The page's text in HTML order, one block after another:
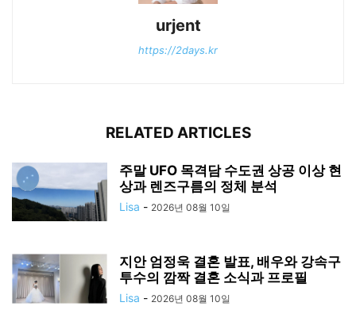
urjent
https://2days.kr
RELATED ARTICLES
주말 UFO 목격담 수도권 상공 이상 현
상과 렌즈구름의 정체 분석
Lisa - 2026년 08월 10일
지안 엄정욱 결혼 발표, 배우와 강속구
투수의 깜짝 결혼 소식과 프로필
Lisa - 2026년 08월 10일